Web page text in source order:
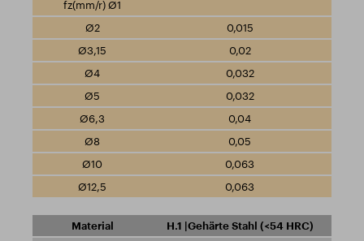
0,015
0,02
0,032
0,032
0,04
0,05
0,063
0,063
H.1 |Gehärte Stahl (<54 HRC)